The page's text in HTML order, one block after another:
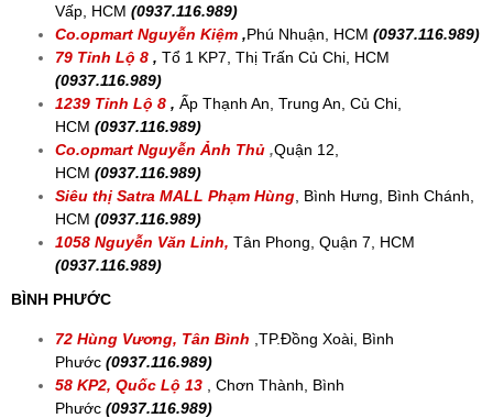
Vấp, HCM (0937.116.989)
Co.opmart Nguyễn Kiệm ,Phú Nhuận, HCM (0937.116.989)
79 Tỉnh Lộ 8 , Tổ 1 KP7, Thị Trấn Củ Chi, HCM
(0937.116.989)
1239 Tỉnh Lộ 8 , Ấp Thạnh An, Trung An, Củ Chi,
HCM (0937.116.989)
Co.opmart Nguyễn Ảnh Thủ ,Quận 12,
HCM (0937.116.989)
Siêu thị Satra MALL Phạm Hùng , Bình Hưng, Bình Chánh,
HCM (0937.116.989)
1058 Nguyễn Văn Linh, Tân Phong, Quận 7, HCM
(0937.116.989)
BÌNH PHƯỚC
72 Hùng Vương, Tân Bình TP.Đồng Xoài, Bình
Phước (0937.116.989)
58 KP2, Quốc Lộ 13
, Chơn Thành, Bình
Phước (0937.116.989)